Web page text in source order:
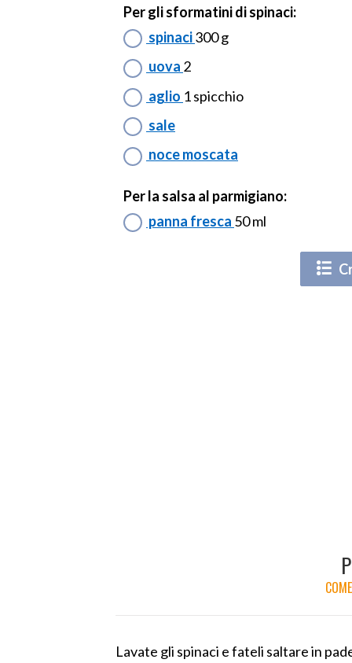
Per gli sformatini di spinaci:
spinaci300 g
uova 2
aglio 1 spicchio
sale
noce moscata
Per la salsa al parmigiano:
panna fresca 50 ml
Lavate gli spinaci e fateli saltare in